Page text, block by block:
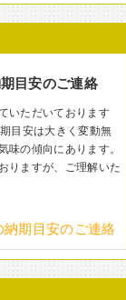
目安のご連絡
いただいております
目安は大きく変動無
味の傾向にあります。
りますが、ご理解いた
納期目安のご連絡